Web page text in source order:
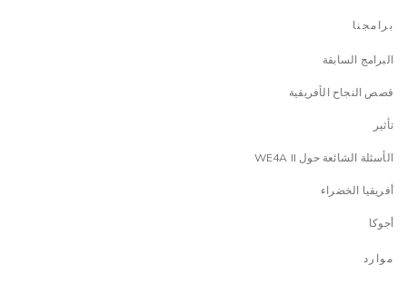
برامجنا
البرامج السابقة
قصص النجاح الأفريقية
تأثير
الأسئلة الشائعة حول WE4A II
أفريقيا الخضراء
أجوكا
موارد